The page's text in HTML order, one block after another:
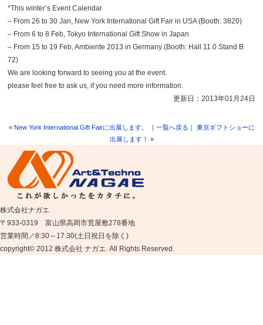
*This winter’s Event Calendar
– From 26 to 30 Jan, New York International Gift Fair in USA (Booth: 3820)
– From 6 to 8 Feb, Tokyo International Gift Show in Japan
– From 15 to 19 Feb, Ambiente 2013 in Germany (Booth: Hall 11.0 Stand B
72)
We are looking forward to seeing you at the event.
please feel free to ask us, if you need more information.
更新日：2013年01月24日
« New York International Gift Fairに出展します。 ｜ 一覧へ戻る ｜ 東京ギフトショーに
出展します！
»
株式会社ナガエ
〒933-0319 富山県高岡市荒屋敷278番地
営業時間／8:30～17:30(土日祝日を除く)
copyright© 2012 株式会社 ナガエ. All Rights Reserved.